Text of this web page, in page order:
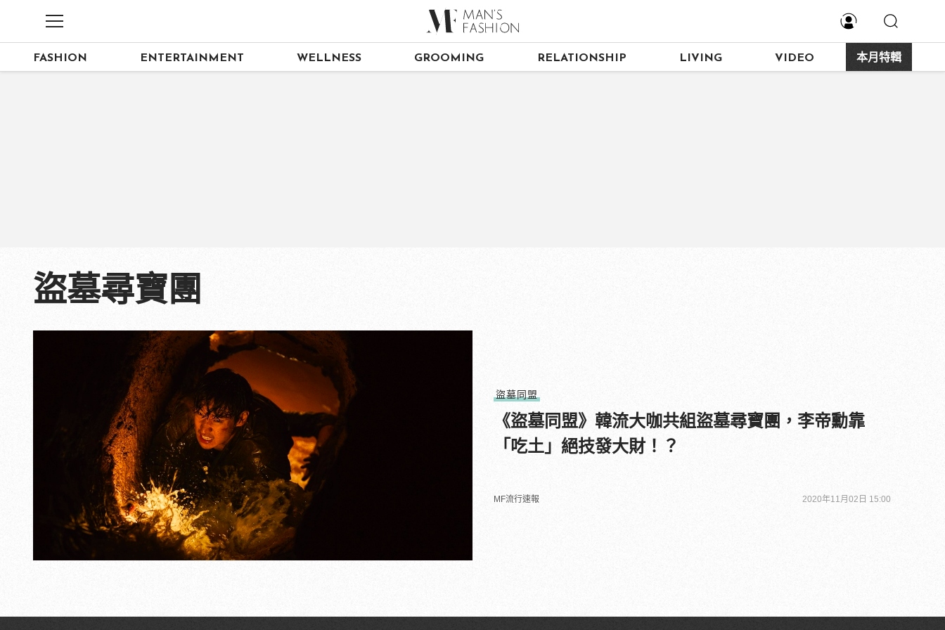
FASHION ENTERTAINMENT WELLNESS GROOMING RELATIONSHIP LIVING VIDEO 本月特輯
盜墓尋寶團
盜墓同盟
《盜墓同盟》韓流大咖共組盜墓尋寶團，李帝勳靠
「吃土」絕技發大財！？
MF流行速報 2020年11月02日 15:00